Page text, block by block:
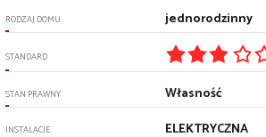
RODZAJ DOMU jednorodzinny
STANDARD
STAN PRAWNY Własność
INSTALACJE ELEKTRYCZNA